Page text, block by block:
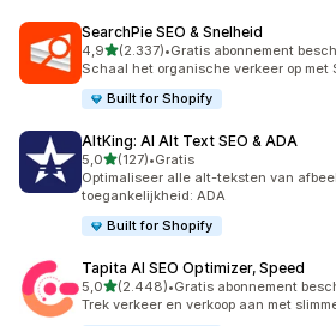
SearchPie SEO & Snelheid
4,9van 5 sterren
(2.337)
2337 recensies in totaal
•Gratis abonnement
Schaal het organische verkeer op met
Built for Shopify
AltKing: AI Alt Text SEO & ADA
5,0van 5 sterren
(127)
127 recensies in totaal
•Gratis
Optimaliseer alle alt-teksten van
toegankelijkheid: ADA
Built for Shopify
Tapita AI SEO Optimizer, Speed
5,0van 5 sterren
(2.448)
2448 recensies in totaal
•Gratis abonnement
Trek verkeer en verkoop aan met